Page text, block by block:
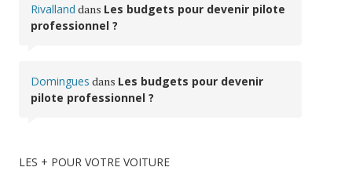
Rivalland dans Les budgets pour devenir pilote
professionnel ?
Domingues dans Les budgets pour devenir
pilote professionnel ?
LES + POUR VOTRE VOITURE